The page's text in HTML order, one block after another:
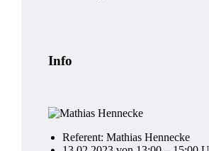
Info
Referent: Mathias Hennecke